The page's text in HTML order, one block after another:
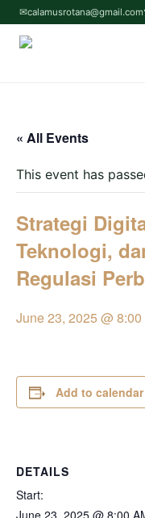
✉calamusrotana@gmail.com
Service & Program
Testimoni
« All Events
This event has
Strategi
Teknologi,
Regulasi
June 23, 2025 @
Add to calendar
DETAILS
Start:
June 23, 2025 @ 8:00